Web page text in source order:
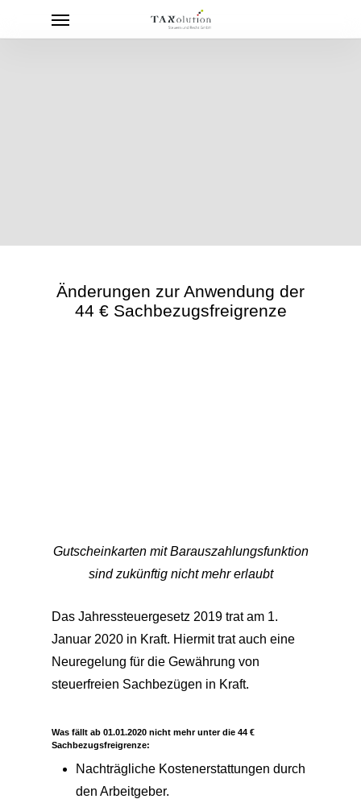
Menu
Änderungen zur Anwendung der
44 € Sachbezugsfreigrenze
Gutscheinkarten mit Barauszahlungsfunktion
sind zukünftig nicht mehr erlaubt
Das Jahressteuergesetz 2019 trat am 1.
Januar 2020 in Kraft. Hiermit trat auch eine
Neuregelung für die Gewährung von
steuerfreien Sachbezügen in Kraft.
Was fällt ab 01.01.2020 nicht mehr unter die 44 €
Sachbezugsfreigrenze:
Nachträgliche Kostenerstattungen durch
den Arbeitgeber.